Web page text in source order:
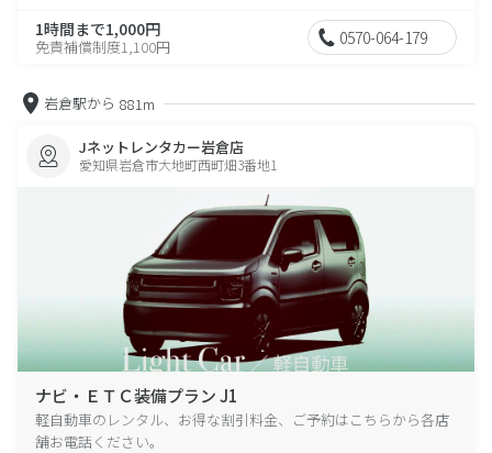
1時間まで1,000円
免責補償制度1,100円 0570-064-179
岩倉駅から 881m
Jネットレンタカー岩倉店
愛知県岩倉市大地町西町畑3番地1
ナビ・ＥＴＣ装備プラン J1
軽自動車のレンタル、お得な割引料金、ご予約はこちらから各店
舗お電話ください。